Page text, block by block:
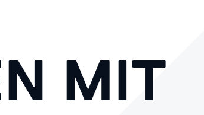
MIT